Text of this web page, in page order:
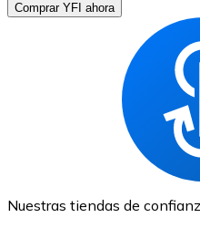
Comprar YFI ahora
Nuestras tiendas de